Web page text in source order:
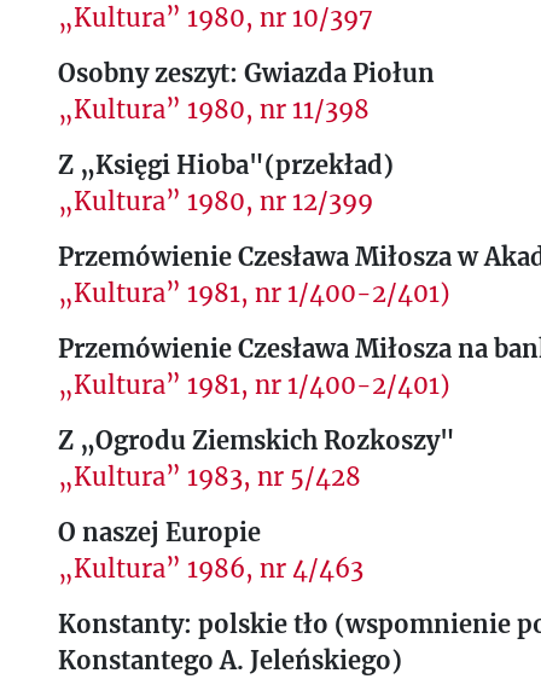
„Kultura” 1980, nr 10/397
Osobny zeszyt: Gwiazda Piołun
„Kultura” 1980, nr 11/398
Z „Księgi Hioba"(przekład)
„Kultura” 1980, nr 12/399
Przemówienie Czesława Miłosza w
„Kultura” 1981, nr 1/400-2/401)
Przemówienie Czesława Miłosza na
„Kultura” 1981, nr 1/400-2/401)
Z „Ogrodu Ziemskich Rozkoszy"
„Kultura” 1983, nr 5/428
O naszej Europie
„Kultura” 1986, nr 4/463
Konstanty: polskie tło (wspomnienie
Konstantego A. Jeleńskiego)